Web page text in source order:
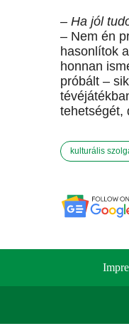
– Ha jól
– Nem én
hasonlítok
honnan
próbált –
tehetségét,
kulturális